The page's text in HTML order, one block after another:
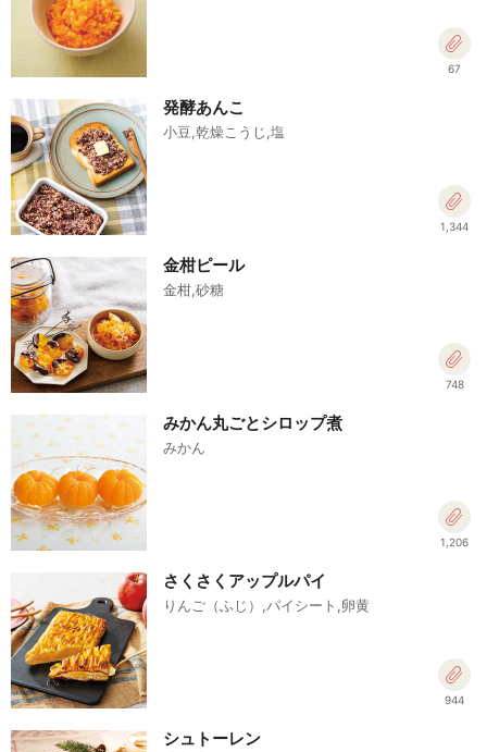
67
発酵あんこ
小豆,乾燥こうじ,塩
1,344
金柑ピール
金柑,砂糖
748
みかん丸ごとシロップ煮
みかん
1,206
さくさくアップルパイ
りんご（ふじ）,パイシート,卵黄
944
シュトーレン